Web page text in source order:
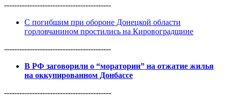
------------------------------------------
С погибшим при обороне Донецкой области
горловчанином простились на Кировоградщине
------------------------------------------
В РФ заговорили о “моратории” на отжатие жилья
на оккупированном Донбассе
------------------------------------------